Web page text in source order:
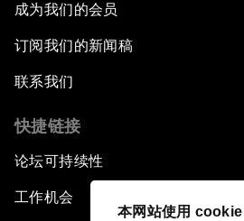
本网站使用 cookie
成为我们的会员
订阅我们的新闻稿
联系我们
快捷链接
论坛可持续性
工作机会